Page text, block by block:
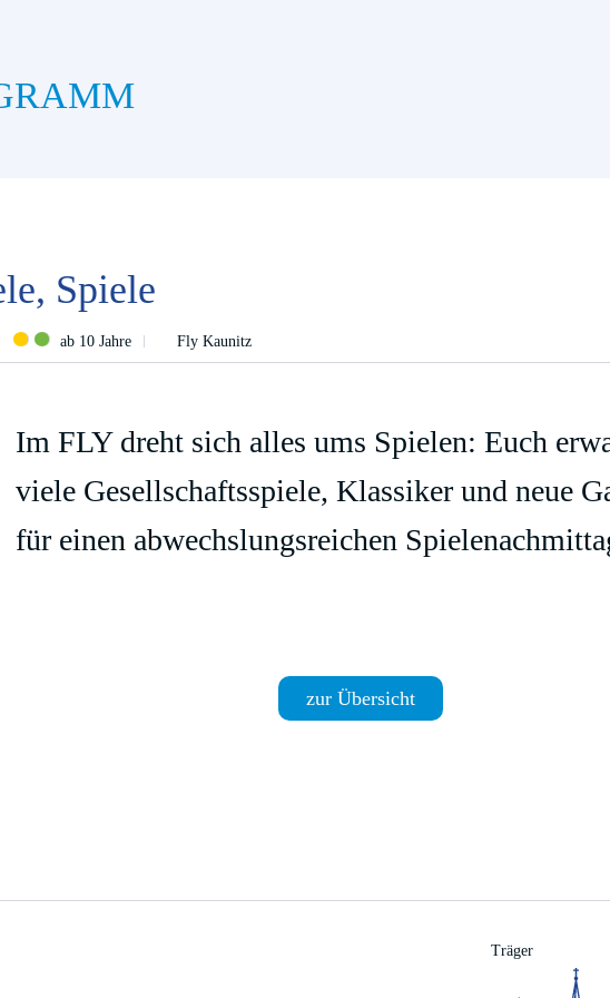
Spiele
ab 10 Jahre Fly Kaunitz
Im FLY dreht sich alles ums Spielen: Euch
viele Gesellschaftsspiele, Klassiker und neue
für einen abwechslungsreichen
zur Übersicht
Träger